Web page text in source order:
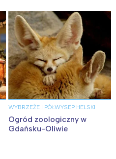
WYBRZEŻE I PÓŁWYSEP HELSKI
Ogród zoologiczny w
Gdańsku-Oliwie